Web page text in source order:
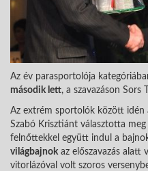
Az év parasportolója
második lett, a szavazáson Sors
Az extrém sportolók között idén
Szabó Krisztiánt választotta
felnőttekkel együtt indul a
világbajnok az előszavazás alatt
vitorlázóval volt szoros